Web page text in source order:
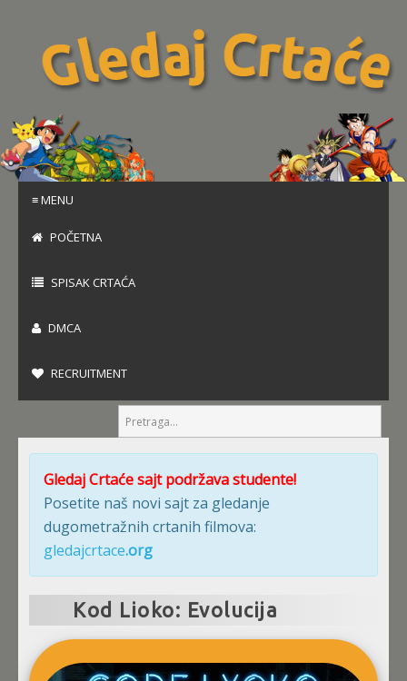
≡ MENU
POČETNA
SPISAK CRTAĆA
DMCA
RECRUITMENT
Gledaj Crtaće sajt podržava studente!
Posetite naš novi sajt za gledanje
dugometražnih crtanih filmova:
gledajcrtace.org
Kod Lioko: Evolucija